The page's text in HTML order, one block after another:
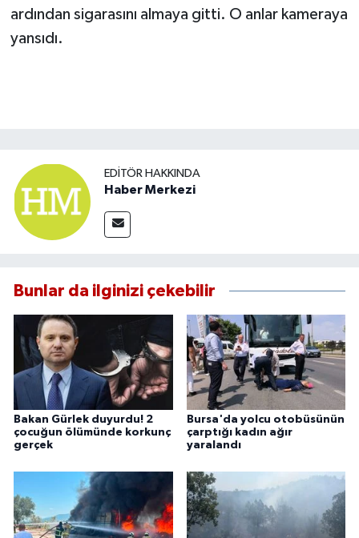
ardından sigarasını almaya gitti. O anlar kameraya
yansıdı.
EDITÖR HAKKINDA
Haber Merkezi
Bunlar da ilginizi çekebilir
Bakan Gürlek duyurdu! 2
çocuğun ölümünde korkunç
gerçek
Bursa'da yolcu otobüsünün
çarptığı kadın ağır
yaralandı